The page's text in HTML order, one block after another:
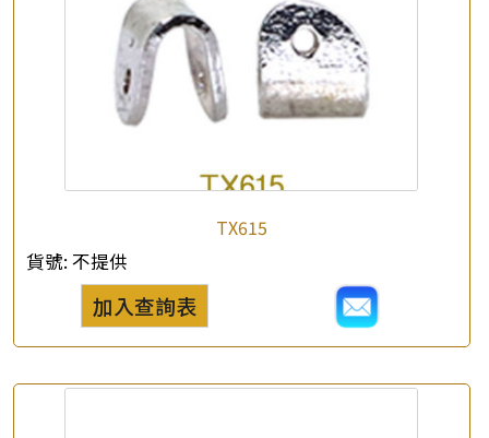
*聯絡電話
查詢以下產品
TX615
貨號: 不提供
加入查詢表